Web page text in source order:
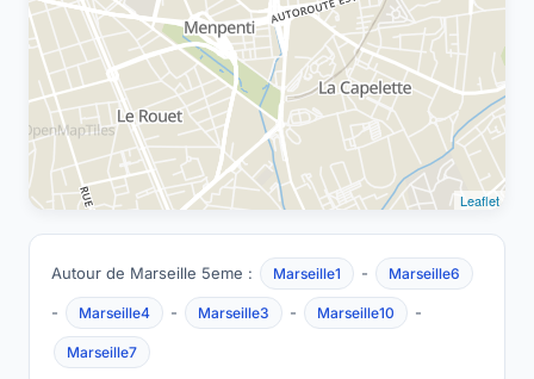
Leaflet
Autour de Marseille 5eme : Marseille1 - Marseille6
- Marseille4 - Marseille3 - Marseille10 -
Marseille7